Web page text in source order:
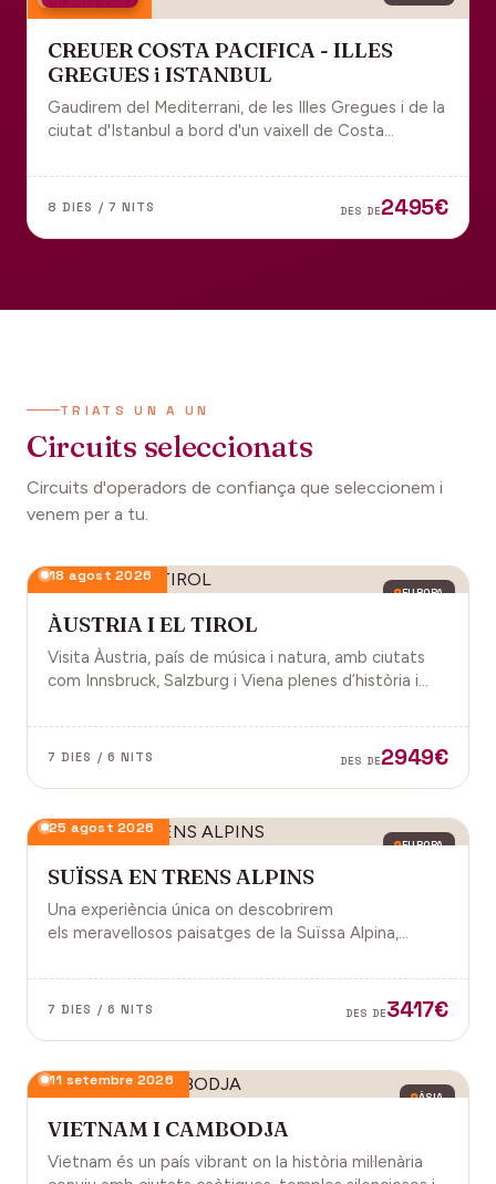
CREUER COSTA PACIFICA - ILLES
GREGUES i ISTANBUL
Gaudirem del Mediterrani, de les Illes Gregues i de la
ciutat d'Istanbul a bord d'un vaixell de Costa
8 DIES / 7 NITS DES DE2495€
TRIATS UN A UN
Circuits seleccionats
Circuits d'operadors de confiança que seleccionem i
venem per a tu.
EUROPA
18 agost 2026
ÀUSTRIA I EL TIROL
Visita Àustria, país de música i natura, amb ciutats
com Innsbruck, Salzburg i Viena plenes d’història i
7 DIES / 6 NITS DES DE2949€
EUROPA
25 agost 2026
SUÏSSA EN TRENS ALPINS
Una experiència única on descobrirem
els meravellosos paisatges de la Suïssa Alpina,
gastronomia i molt més!
7 DIES / 6 NITS DES DE3417€
ÀSIA
11 setembre 2026
VIETNAM I CAMBODJA
Vietnam és un país vibrant on la història mil·lenària